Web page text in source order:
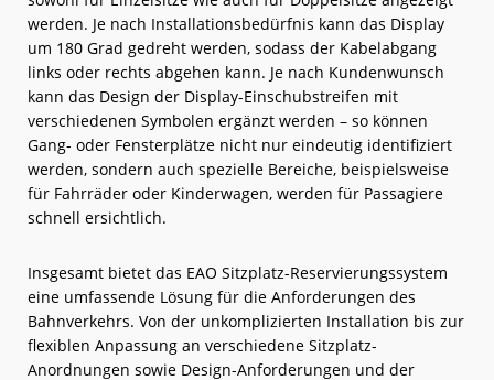
werden. Je nach Installationsbedürfnis kann das Display
um 180 Grad gedreht werden, sodass der Kabelabgang
links oder rechts abgehen kann. Je nach Kundenwunsch
kann das Design der Display-Einschubstreifen mit
verschiedenen Symbolen ergänzt werden – so können
Gang- oder Fensterplätze nicht nur eindeutig identifiziert
werden, sondern auch spezielle Bereiche, beispielsweise
für Fahrräder oder Kinderwagen, werden für Passagiere
schnell ersichtlich.
Insgesamt bietet das EAO Sitzplatz-Reservierungssystem
eine umfassende Lösung für die Anforderungen des
Bahnverkehrs. Von der unkomplizierten Installation bis zur
flexiblen Anpassung an verschiedene Sitzplatz-
Anordnungen sowie Design-Anforderungen und der